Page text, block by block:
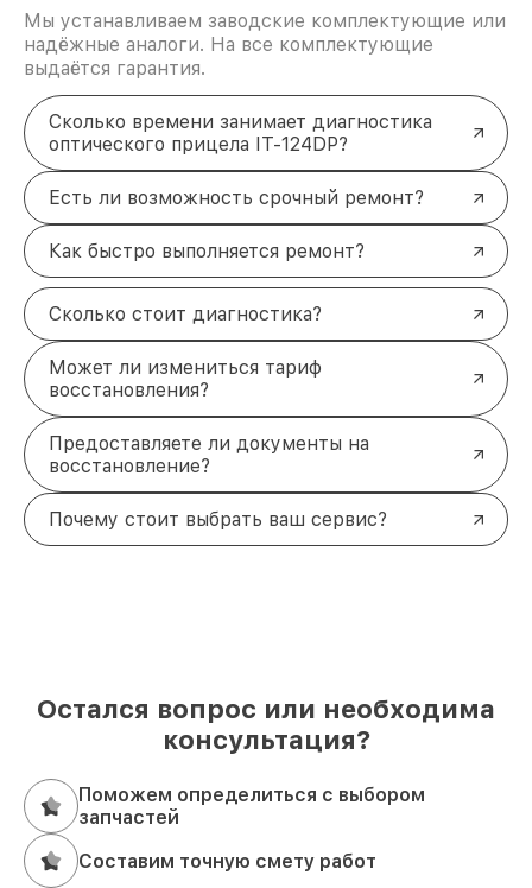
Мы устанавливаем заводские комплектующие или
надёжные аналоги. На все комплектующие
выдаётся гарантия.
Сколько времени занимает диагностика
оптического прицела IT-124DP?
Есть ли возможность срочный ремонт?
Как быстро выполняется ремонт?
Сколько стоит диагностика?
Может ли измениться тариф
восстановления?
Предоставляете ли документы на
восстановление?
Почему стоит выбрать ваш сервис?
Остался вопрос или необходима
консультация?
Поможем определиться с выбором
запчастей
Составим точную смету работ